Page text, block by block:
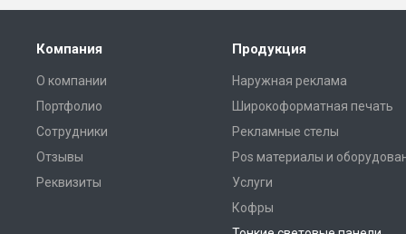
Компания
О компании
Портфолио
Сотрудники
Отзывы
Реквизиты
Продукция
Наружная реклама
Широкоформатная печать
Рекламные стелы
Pos материалы и
Услуги
Кофры